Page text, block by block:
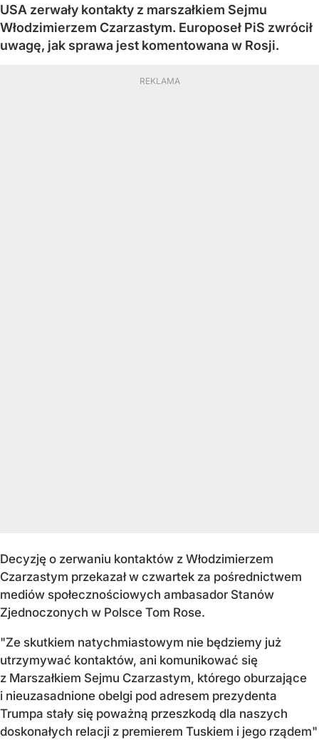
USA zerwały kontakty z marszałkiem Sejmu
Włodzimierzem Czarzastym. Europoseł PiS zwrócił
uwagę, jak sprawa jest komentowana w Rosji.
Decyzję o zerwaniu kontaktów z Włodzimierzem
Czarzastym przekazał w czwartek za pośrednictwem
mediów społecznościowych ambasador Stanów
Zjednoczonych w Polsce Tom Rose.
"Ze skutkiem natychmiastowym nie będziemy już
utrzymywać kontaktów, ani komunikować się
z Marszałkiem Sejmu Czarzastym, którego oburzające
i nieuzasadnione obelgi pod adresem prezydenta
Trumpa stały się poważną przeszkodą dla naszych
doskonałych relacji z premierem Tuskiem i jego rządem"